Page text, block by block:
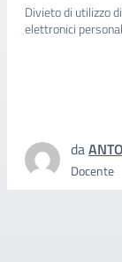
Divieto di utilizzo
elettronici
da
Docente